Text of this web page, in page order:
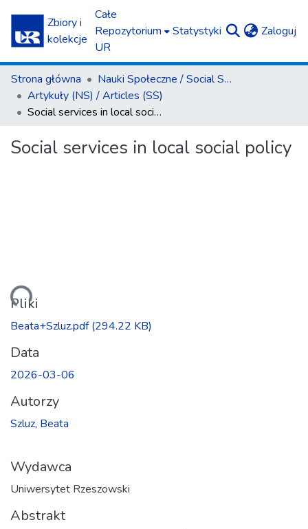
Zbiory i
kolekcje
Całe
Repozytorium
UR
Statystyki Zaloguj
Strona główna
Nauki Społeczne / Social Sciences
Artykuły (NS) / Articles (SS)
Social services in local social policy
Social services in local social policy
Pliki
Beata+Szluz.pdf(294.22 KB)
Data
2026-03-06
Autorzy
Szluz, Beata
Wydawca
Uniwersytet Rzeszowski
Abstrakt